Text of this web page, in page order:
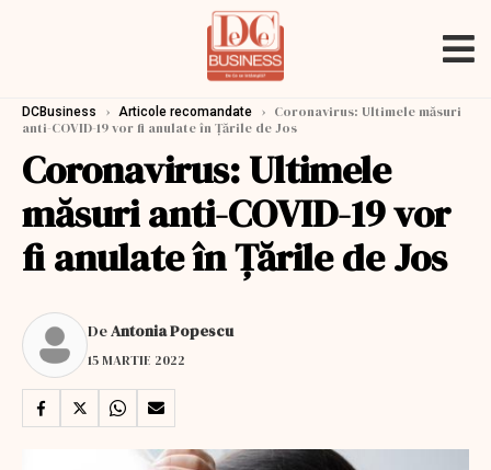
DCBusiness › Articole recomandate › Coronavirus: Ultimele măsuri
anti-COVID-19 vor fi anulate în Ţările de Jos
Coronavirus: Ultimele
măsuri anti-COVID-19 vor
fi anulate în Ţările de Jos
DeAntonia Popescu
15 MARTIE 2022